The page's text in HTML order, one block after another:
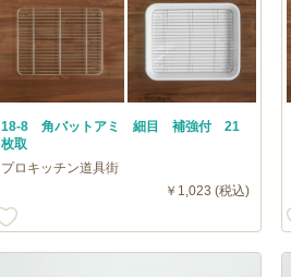
18-8 角バットアミ 細目 補強付 21
枚取
プロキッチン道具街
￥1,023 (税込)